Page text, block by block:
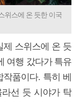
위스에 온 듯한 이국
제 스위스에 온 듯
여행 갔다가 특유
품이다. 특히 베
선 듯 시야가 탁